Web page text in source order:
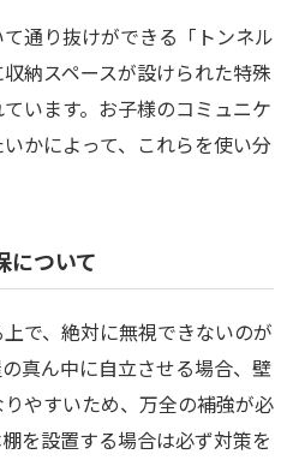
通り抜けができる「トンネル
納スペースが設けられた特殊
います。お子様のコミュニケ
かによって、これらを使い分
について
で、絶対に無視できないのが
真ん中に自立させる場合、壁
やすいため、万全の補強が必
を設置する場合は必ず対策を